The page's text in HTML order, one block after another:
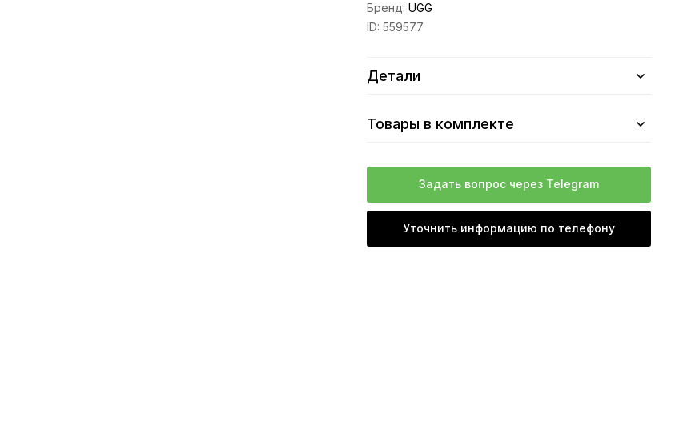
Бренд:UGG
ID:559577
Детали
Товары в комплекте
Задать вопрос через Telegram
Уточнить информацию по телефону